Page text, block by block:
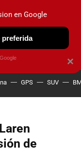
OBSERVATORIO
GPS SUV
de
×
en Google
preferida